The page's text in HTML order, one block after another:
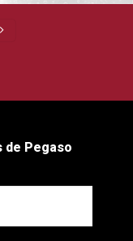
de Pegaso